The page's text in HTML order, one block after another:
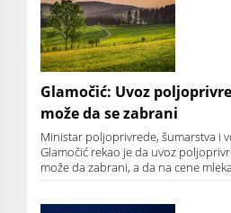
Glamočić: Uvoz
može da se zabrani
Ministar poljoprivrede, šumarstva i
Glamočić rekao je da uvoz
može da zabrani, a da na cene